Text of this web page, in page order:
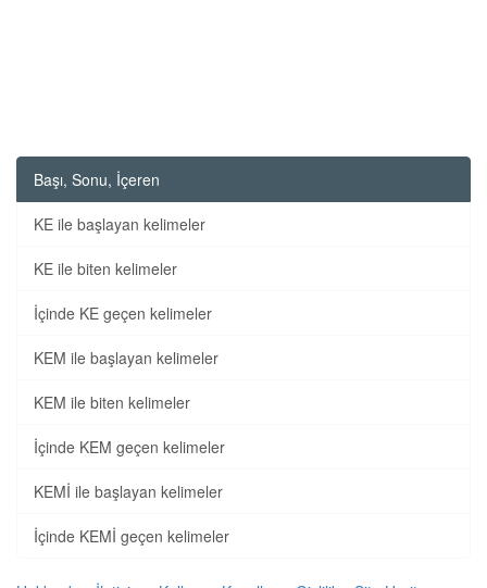
Başı, Sonu, İçeren
KE ile başlayan kelimeler
KE ile biten kelimeler
İçinde KE geçen kelimeler
KEM ile başlayan kelimeler
KEM ile biten kelimeler
İçinde KEM geçen kelimeler
KEMİ ile başlayan kelimeler
İçinde KEMİ geçen kelimeler